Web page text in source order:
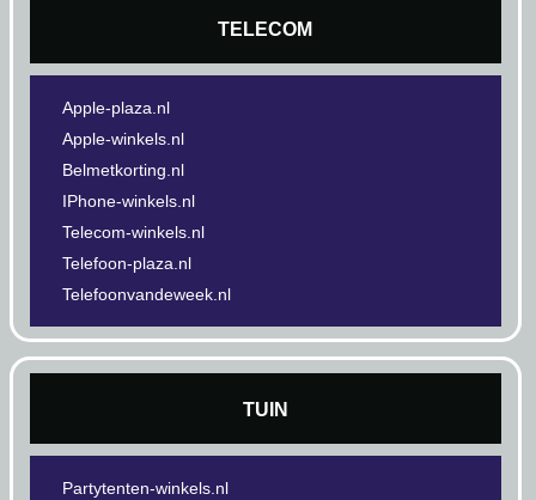
TELECOM
Apple-plaza.nl
Apple-winkels.nl
Belmetkorting.nl
IPhone-winkels.nl
Telecom-winkels.nl
Telefoon-plaza.nl
Telefoonvandeweek.nl
TUIN
Partytenten-winkels.nl